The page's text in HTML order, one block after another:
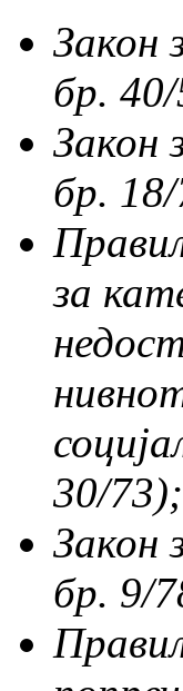
Закон
бр.
Закон
бр.
за
30/73);
Закон
бр. 9/